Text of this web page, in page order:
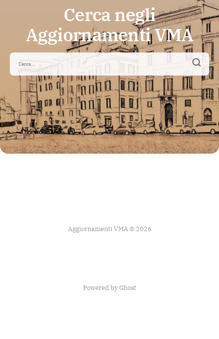
Cerca negli
Aggiornamenti VMA
Aggiornamenti VMA © 2026
Powered by Ghost